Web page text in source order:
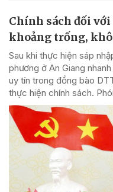
Chính sách đối
khoảng trống,
Sau khi thực hiện sáp
phương ở An Giang
uy tín trong đồng bào
thực hiện chính sách.